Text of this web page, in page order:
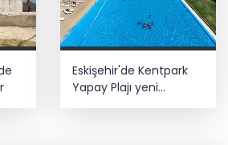
Eskişehir'de Kentpark
Yapay Plajı yeni
sezonda hizmete açıldı